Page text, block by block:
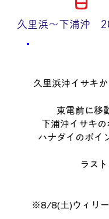
久里浜～下浦沖
久里浜沖イサキ
東電前に移
下浦沖イサキの
ハナダイのポイ
ラス
※8/8(土)ウィリー